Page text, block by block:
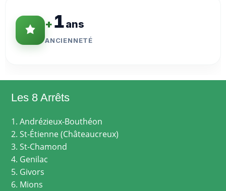
+1ans
ANCIENNETÉ
Les 8 Arrêts
1. Andrézieux-Bouthéon
2. St-Étienne (Châteaucreux)
3. St-Chamond
4. Genilac
5. Givors
6. Mions